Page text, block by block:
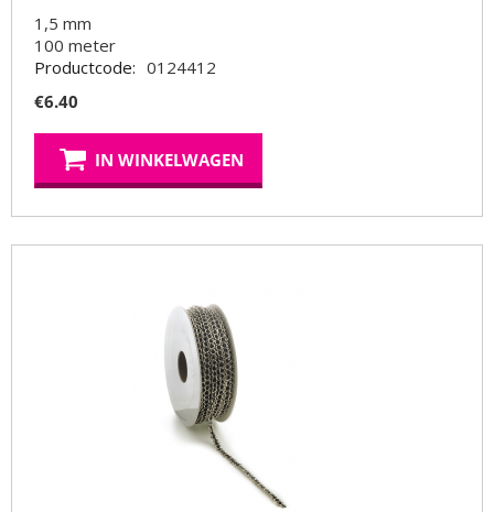
1,5 mm
100 meter
Productcode: 0124412
€6.40
IN WINKELWAGEN